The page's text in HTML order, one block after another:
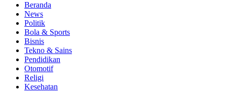
Beranda
News
Politik
Bola & Sports
Bisnis
Tekno & Sains
Pendidikan
Otomotif
Religi
Kesehatan